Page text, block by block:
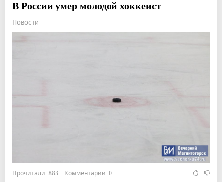
В России умер молодой хоккеист
Новости
Прочитали: 888 Комментарии: 0